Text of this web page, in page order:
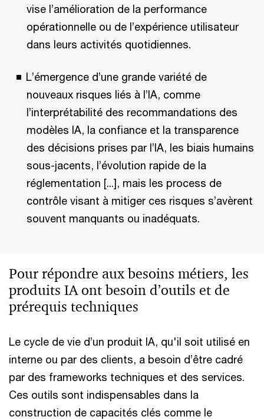
vise l’amélioration de la performance
opérationnelle ou de l’expérience utilisateur
dans leurs activités quotidiennes.
L’émergence d’une grande variété de
nouveaux risques liés à l’IA, comme
l’interprétabilité des recommandations des
modèles IA, la confiance et la transparence
des décisions prises par l’IA, les biais humains
sous-jacents, l’évolution rapide de la
réglementation [...], mais les process de
contrôle visant à mitiger ces risques s’avèrent
souvent manquants ou inadéquats.
Pour répondre aux besoins métiers, les
produits IA ont besoin d’outils et de
prérequis techniques
Le cycle de vie d’un produit IA, qu'il soit utilisé en
interne ou par des clients, a besoin d’être cadré
par des frameworks techniques et des services.
Ces outils sont indispensables dans la
construction de capacités clés comme le